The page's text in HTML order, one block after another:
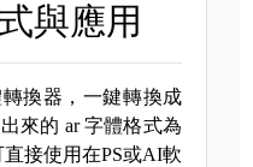
與應用
換器，一鍵轉換成
來的 ar 字體格式為
接使用在PS或AI軟